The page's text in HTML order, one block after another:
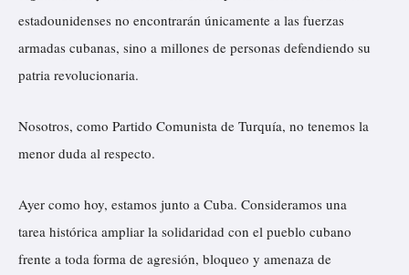
estadounidenses no encontrarán únicamente a las fuerzas
armadas cubanas, sino a millones de personas defendiendo su
patria revolucionaria.
Nosotros, como Partido Comunista de Turquía, no tenemos la
menor duda al respecto.
Ayer como hoy, estamos junto a Cuba. Consideramos una
tarea histórica ampliar la solidaridad con el pueblo cubano
frente a toda forma de agresión, bloqueo y amenaza de